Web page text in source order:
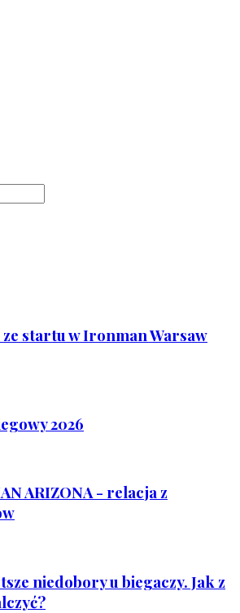
ze startu w Ironman Warsaw
2026
ARIZONA - relacja z
niedobory u biegaczy. Jak z